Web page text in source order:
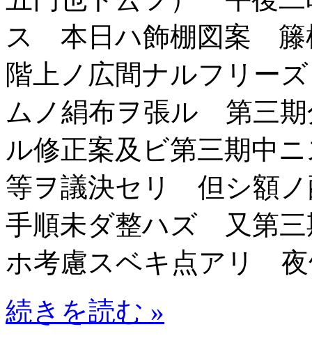
ス 本日ハ飾棚図案
階上ノ広間ナルフリー
ムノ絹布ヲ張ル 第三期
ル修正案及ビ第三期中
等ヲ議決セリ 但シ額ノ
手順未ダ整ハズ 又第三
ホ考慮スベキ点アリ 夜
続きを読む »